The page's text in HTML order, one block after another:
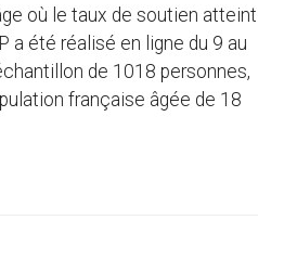
où le taux de soutien atteint
a été réalisé en ligne du 9 au
de 1018 personnes,
française âgée de 18